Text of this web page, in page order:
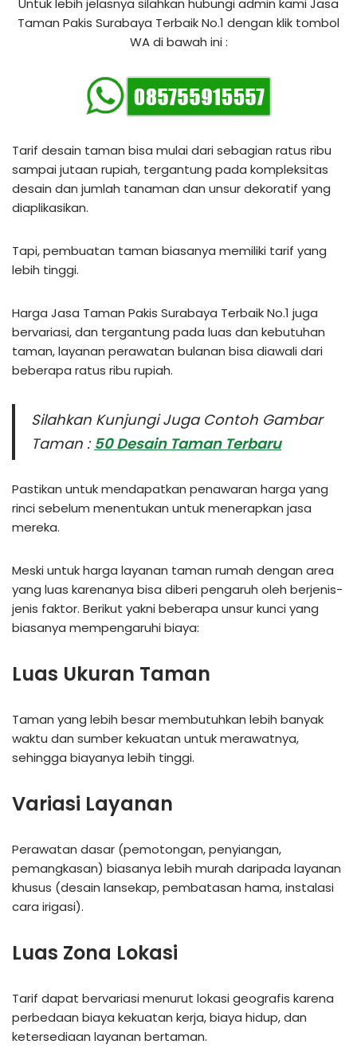
Untuk lebih jelasnya silahkan hubungi admin kami Jasa
Taman Pakis Surabaya Terbaik No.1 dengan klik tombol
WA di bawah ini :
Tarif desain taman bisa mulai dari sebagian ratus ribu
sampai jutaan rupiah, tergantung pada kompleksitas
desain dan jumlah tanaman dan unsur dekoratif yang
diaplikasikan.
Tapi, pembuatan taman biasanya memiliki tarif yang
lebih tinggi.
Harga Jasa Taman Pakis Surabaya Terbaik No.1 juga
bervariasi, dan tergantung pada luas dan kebutuhan
taman, layanan perawatan bulanan bisa diawali dari
beberapa ratus ribu rupiah.
Silahkan Kunjungi Juga Contoh Gambar
Taman : 50 Desain Taman Terbaru
Pastikan untuk mendapatkan penawaran harga yang
rinci sebelum menentukan untuk menerapkan jasa
mereka.
Meski untuk harga layanan taman rumah dengan area
yang luas karenanya bisa diberi pengaruh oleh berjenis-
jenis faktor. Berikut yakni beberapa unsur kunci yang
biasanya mempengaruhi biaya:
Luas Ukuran Taman
Taman yang lebih besar membutuhkan lebih banyak
waktu dan sumber kekuatan untuk merawatnya,
sehingga biayanya lebih tinggi.
Variasi Layanan
Perawatan dasar (pemotongan, penyiangan,
pemangkasan) biasanya lebih murah daripada layanan
khusus (desain lansekap, pembatasan hama, instalasi
cara irigasi).
Luas Zona Lokasi
Tarif dapat bervariasi menurut lokasi geografis karena
perbedaan biaya kekuatan kerja, biaya hidup, dan
ketersediaan layanan bertaman.